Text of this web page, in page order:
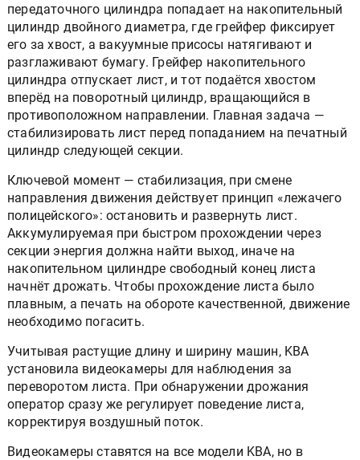
передаточного цилиндра попадает на накопительный
цилиндр двойного диаметра, где грейфер фиксирует
его за хвост, а вакуумные присосы натягивают и
разглаживают бумагу. Грейфер накопительного
цилиндра отпускает лист, и тот подаётся хвостом
вперёд на поворотный цилиндр, вращающийся в
противоположном направлении. Главная задача —
стабилизировать лист перед попаданием на печатный
цилиндр следующей секции.
Ключевой момент — стабилизация, при смене
направления движения действует принцип «лежачего
полицейского»: остановить и развернуть лист.
Аккумулируемая при быстром прохождении через
секции энергия должна найти выход, иначе на
накопительном цилиндре свободный конец листа
начнёт дрожать. Чтобы прохождение листа было
плавным, а печать на обороте качественной, движение
необходимо погасить.
Учитывая растущие длину и ширину машин, KBA
установила видеокамеры для наблюдения за
переворотом листа. При обнаружении дрожания
оператор сразу же регулирует поведение листа,
корректируя воздушный поток.
Видеокамеры ставятся на все модели KBA, но в